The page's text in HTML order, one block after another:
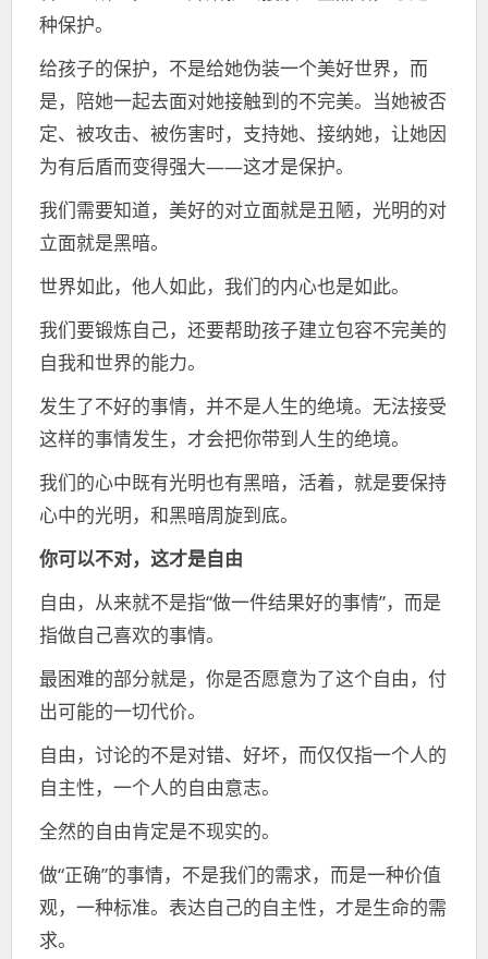
种保护。
给孩子的保护，不是给她伪装一个美好世界，而
是，陪她一起去面对她接触到的不完美。当她被否
定、被攻击、被伤害时，支持她、接纳她，让她因
为有后盾而变得强大——这才是保护。
我们需要知道，美好的对立面就是丑陋，光明的对
立面就是黑暗。
世界如此，他人如此，我们的内心也是如此。
我们要锻炼自己，还要帮助孩子建立包容不完美的
自我和世界的能力。
发生了不好的事情，并不是人生的绝境。无法接受
这样的事情发生，才会把你带到人生的绝境。
我们的心中既有光明也有黑暗，活着，就是要保持
心中的光明，和黑暗周旋到底。
你可以不对，这才是自由
自由，从来就不是指“做一件结果好的事情”，而是
指做自己喜欢的事情。
最困难的部分就是，你是否愿意为了这个自由，付
出可能的一切代价。
自由，讨论的不是对错、好坏，而仅仅指一个人的
自主性，一个人的自由意志。
全然的自由肯定是不现实的。
做“正确”的事情，不是我们的需求，而是一种价值
观，一种标准。表达自己的自主性，才是生命的需
求。